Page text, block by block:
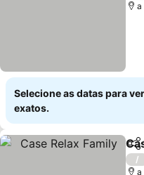
a
Selecione as datas para
exatos.
/
a